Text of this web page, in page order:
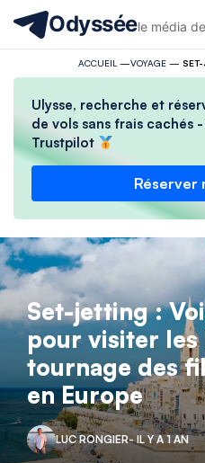
Odysséele média
ACCUEIL —VOYAGE—
Ulysse, recherche et
de vols sans frais cachés -
Trustpilot
Réserver
Set-jetting :
pour visiter les
tournage des
en Europe
LUC RONGIER- IL Y A 1 AN